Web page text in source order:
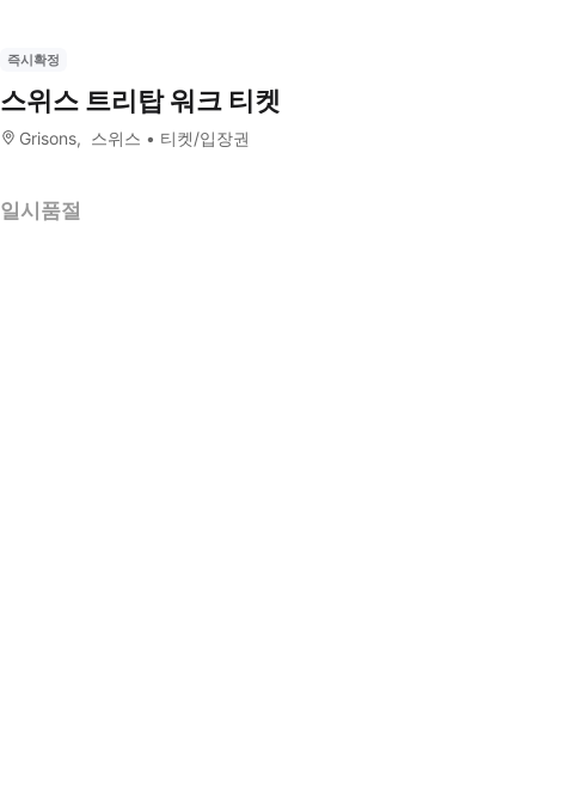
즉시확정
스위스 트리탑 워크 티켓
Grisons 스위스 티켓/입장권
일시품절